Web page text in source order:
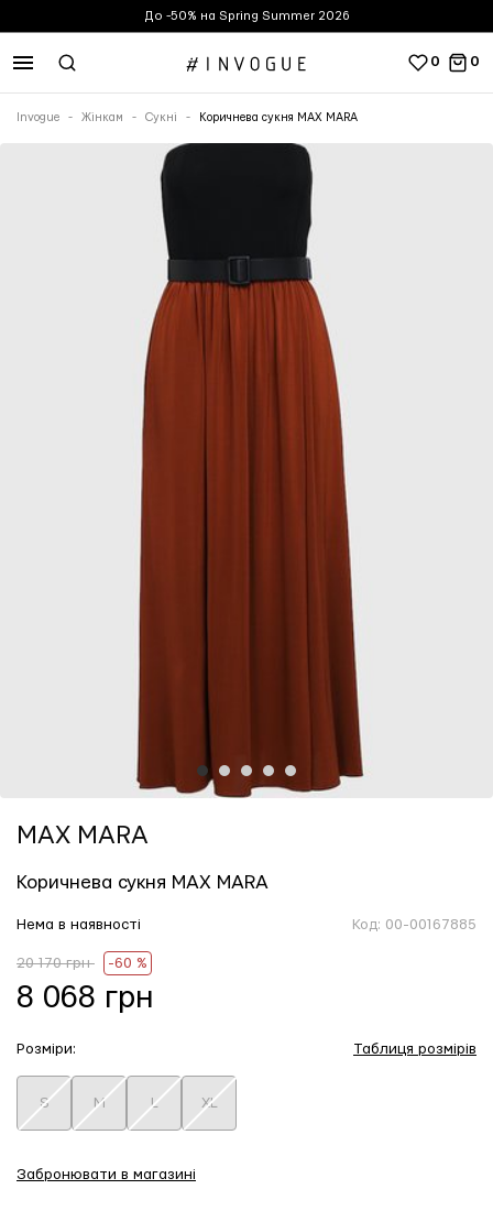
До -50% на Spring Summer 2026
0 0
Invogue Жінкам Сукні Коричнева сукня MAX MARA
1 3 4 5
MAX MARA
Коричнева сукня MAX MARA
Нема в наявності Код: 00-00167885
20 170 грн -60 %
8 068 грн
Розміри:
S M L XL
Таблиця розмірів
Забронювати в магазині